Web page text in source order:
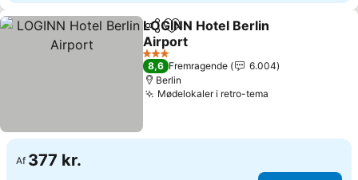
Del Føj til favoritter
LOGINN Hotel Berlin
Airport
3 Stjerner
8,6 Fremragende
6.004
Berlin
Mødelokaler i retro-tema
Af 377 kr.